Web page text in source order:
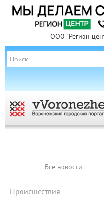
ООО "Регион
Все новости
Происшествия